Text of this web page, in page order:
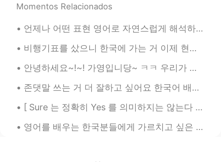
@Korean teacher고마워요
Korean teacher 2020.08.13 22:07
Momentos Relacionados
언제나 어떤 표현 영어로 자연스럽게 해석하고 싶다면 메시지 보내줘요! 이상하게 들을 수 있지만 요즘 스트레스 많은데 수정할 때 재밌어요 ㅋㅋㅋ 그래서 영어에 대한 질문이나 수...
비행기표를 샀으니 한국에 가는 거 이제 현실이예요... 무엇으로부터 해야 할까 어디로부터 갈까 지금은 완전 고민 중이예요 😅 그리고 한국어 실력이 좀 괜찮지만 실제로 한국어로...
안녕하세요~!~! 가영입니당~ ㅋㅋ 우리가 새해에 접어들면서 저는 영어 배우고 있는 님들에게 동기를 좀 주고 제 도움도 줄 수 있도록 이 글을 쓰고 있어요 ^^ 새 언어를...
존댓말 쓰는 거 더 잘하고 싶어요 한국어 배우기 시작한 이후로 보통 반말 쓰니까 (한국친구들과 반말 쓰죠 당연히 처음 만난 사람과 안쓰죠) 존댓말 실력은 정말 최악이다 ㅜㅜ ...
[ Sure 는 정확히 Yes 를 의미하지는 않는다 ] 제가 한국사람들에게 많이 봤던 사소한 실수는 “yes” 라고 하고 싶을 때 그냥 “sure” 라고 하는 거에요. 아마...
영어를 배우는 한국분들에게 가르치고 싶은 것이 있어요!! “play with me”라는 표현에 관한이에요 한국사람들이 이런 말할 때 “나랑 놀자”라고 말하고 싶죠? 근데...